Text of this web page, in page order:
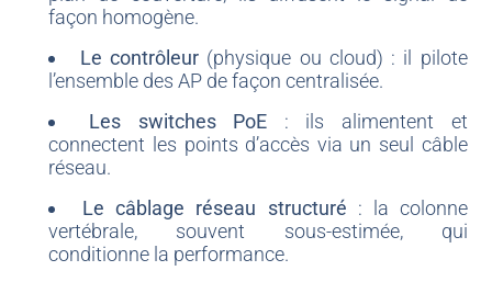
façon homogène.
Le contrôleur(physique ou cloud) : il pilote
l’ensemble des AP de façon centralisée.
Les switches PoE : ils alimentent et
connectent les points d’accès via un seul câble
réseau.
Le câblage réseau structuré : la colonne
vertébrale, souvent sous-estimée, qui
conditionne la performance.